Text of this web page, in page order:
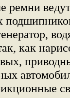
ремни
как